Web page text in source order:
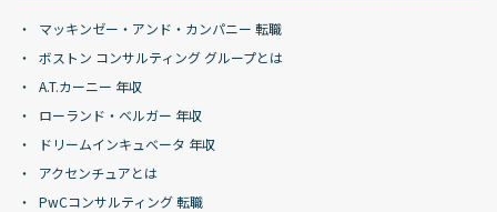
マッキンゼー・アンド・カンパニー 転職
ボストン コンサルティング グループとは
A.T.カーニー 年収
ローランド・ベルガー 年収
ドリームインキュベータ 年収
アクセンチュアとは
PwCコンサルティング 転職